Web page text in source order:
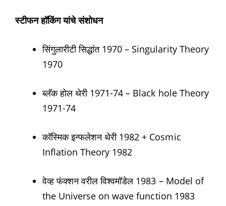
स्टीफन हॉकिंग यांचे संशोधन
सिंगुलारीटी सिद्धांत 1970 – Singularity Theory
1970
ब्लॅक होल थेरी 1971-74 – Black hole Theory
1971-74
कॉस्मिक इन्फलेशन थेरी 1982 + Cosmic
Inflation Theory 1982
वेव्ह फंक्शन वरील विश्वमॉडेल 1983 – Model of
the Universe on wave function 1983